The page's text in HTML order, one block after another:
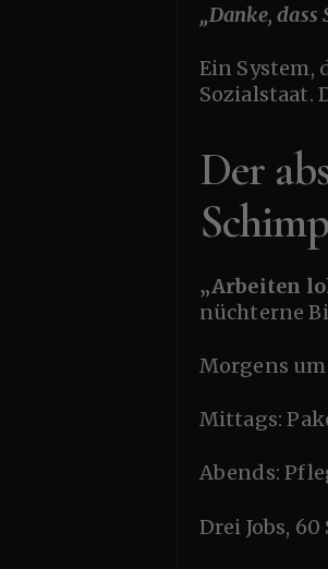
„Danke,
Ein System, das dem Fleißigen das Gefühl gibt, er finanziere seine eigene Ungerechtigkeit, ist kein
Sozialstaat.
Der
nüchterne
Morgens
Mittags:
Abends:
Drei Jobs,